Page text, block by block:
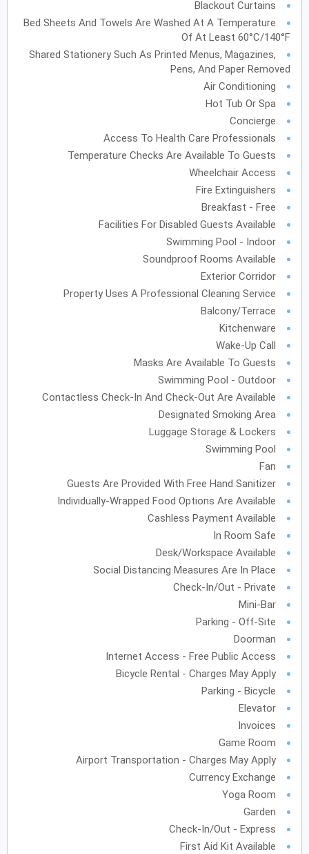
29
30
Blackout Curtains
Bed Sheets And Towels Are Washed At A Temperature
Of At Least 60°C/140°F
Shared Stationery Such As Printed Menus, Magazines,
Pens, And Paper Removed
Air Conditioning
Hot Tub Or Spa
Concierge
Access To Health Care Professionals
Temperature Checks Are Available To Guests
Wheelchair Access
Fire Extinguishers
Breakfast - Free
Facilities For Disabled Guests Available
Swimming Pool - Indoor
Soundproof Rooms Available
Exterior Corridor
Property Uses A Professional Cleaning Service
Balcony/Terrace
Kitchenware
Wake-Up Call
Masks Are Available To Guests
Swimming Pool - Outdoor
Contactless Check-In And Check-Out Are Available
Designated Smoking Area
Luggage Storage & Lockers
Swimming Pool
Fan
Guests Are Provided With Free Hand Sanitizer
Individually-Wrapped Food Options Are Available
Cashless Payment Available
In Room Safe
Desk/Workspace Available
Social Distancing Measures Are In Place
Check-In/Out - Private
Mini-Bar
Parking - Off-Site
Doorman
Internet Access - Free Public Access
Bicycle Rental - Charges May Apply
Parking - Bicycle
Elevator
Invoices
Game Room
Airport Transportation - Charges May Apply
Currency Exchange
Yoga Room
Garden
Check-In/Out - Express
First Aid Kit Available